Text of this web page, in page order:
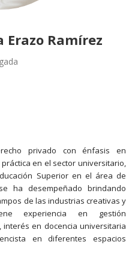
Erazo Ramírez
privado con énfasis en
en el sector universitario,
Superior en el área de
ha desempeñado brindando
de las industrias creativas y
experiencia en gestión
en docencia universitaria
en diferentes espacios